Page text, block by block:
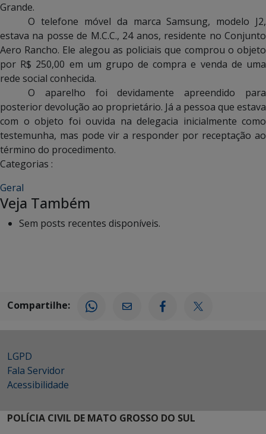
Grande.
O telefone móvel da marca Samsung, modelo J2,
estava na posse de M.C.C., 24 anos, residente no Conjunto
Aero Rancho. Ele alegou as policiais que comprou o objeto
por R$ 250,00 em um grupo de compra e venda de uma
rede social conhecida.
O aparelho foi devidamente apreendido para
posterior devolução ao proprietário. Já a pessoa que estava
com o objeto foi ouvida na delegacia inicialmente como
testemunha, mas pode vir a responder por receptação ao
término do procedimento.
Categorias :
Geral
Veja Também
Sem posts recentes disponíveis.
Compartilhe:
LGPD
Fala Servidor
Acessibilidade
POLÍCIA CIVIL DE MATO GROSSO DO SUL